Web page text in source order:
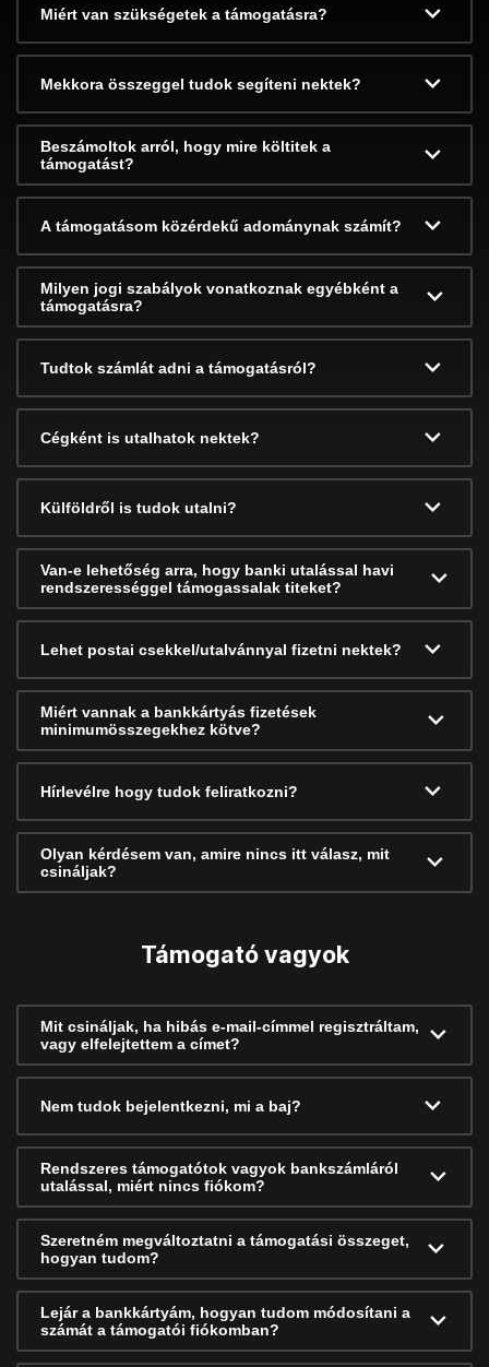
Miért van szükségetek a támogatásra?
Mekkora összeggel tudok segíteni nektek?
Beszámoltok arról, hogy mire költitek a
támogatást?
A támogatásom közérdekű adománynak számít?
Milyen jogi szabályok vonatkoznak egyébként a
támogatásra?
Tudtok számlát adni a támogatásról?
Cégként is utalhatok nektek?
Külföldről is tudok utalni?
Van-e lehetőség arra, hogy banki utalással havi
rendszerességgel támogassalak titeket?
Lehet postai csekkel/utalvánnyal fizetni nektek?
Miért vannak a bankkártyás fizetések
minimumösszegekhez kötve?
Hírlevélre hogy tudok feliratkozni?
Olyan kérdésem van, amire nincs itt válasz, mit
csináljak?
Támogató vagyok
Mit csináljak, ha hibás e-mail-címmel regisztráltam,
vagy elfelejtettem a címet?
Nem tudok bejelentkezni, mi a baj?
Rendszeres támogatótok vagyok bankszámláról
utalással, miért nincs fiókom?
Szeretném megváltoztatni a támogatási összeget,
hogyan tudom?
Lejár a bankkártyám, hogyan tudom módosítani a
számát a támogatói fiókomban?